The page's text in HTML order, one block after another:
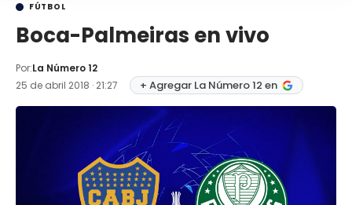
FÚTBOL
Boca-Palmeiras en vivo
Por:La Número 12
25 de abril 2018 · 21:27
+ Agregar La Número 12 en